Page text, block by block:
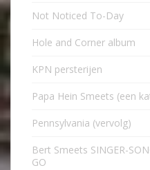
Not Noticed To-Day
Hole and Corner album
KPN persterijen
Papa Hein Smeets (een
Pennsylvania (vervolg)
Bert Smeets SINGER-
GO